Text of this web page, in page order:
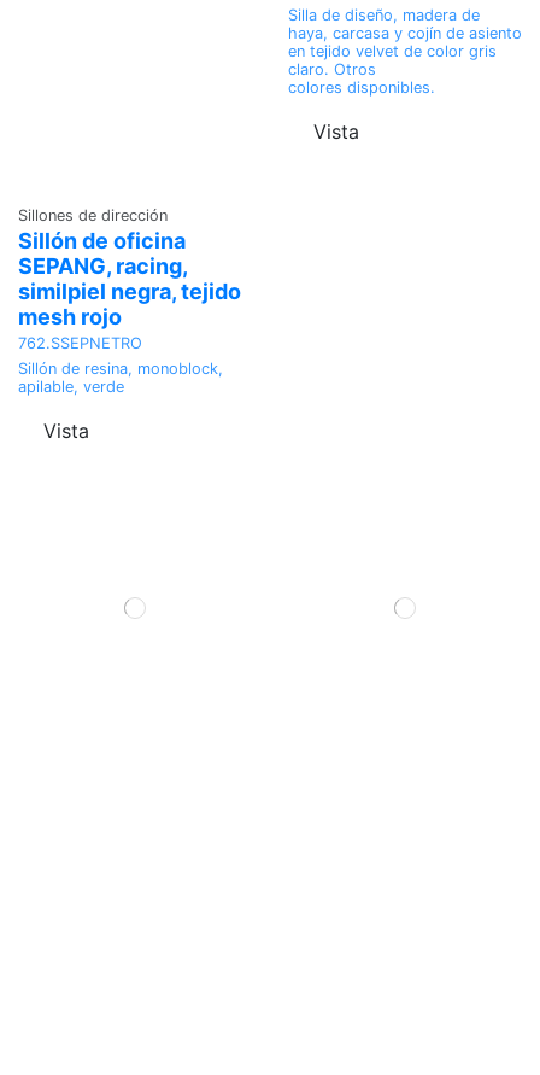
Sillones de dirección
Sillón de oficina
SEPANG, racing,
similpiel negra, tejido
mesh rojo
762.SSEPNETRO
Sillón de resina, monoblock,
apilable, verde
Vista
Silla de diseño, madera de
haya, carcasa y cojín de asiento
en tejido velvet de color gris
claro. Otros
colores disponibles.
Vista